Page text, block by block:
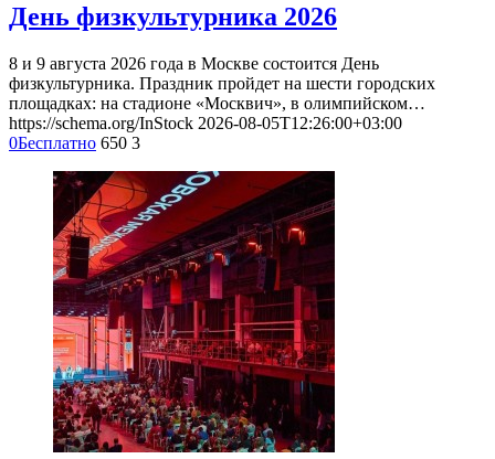
День физкультурника 2026
8 и 9 августа 2026 года в Москве состоится День
физкультурника. Праздник пройдет на шести городских
площадках: на стадионе «Москвич», в олимпийском…
https://schema.org/InStock 2026-08-05T12:26:00+03:00
0Бесплатно 650 3